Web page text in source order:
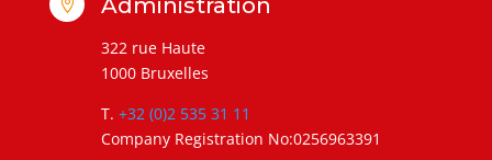

322 rue Haute
1000 Bruxelles
T. +32 (0)2 535 31 11
Company Registration No:0256963391